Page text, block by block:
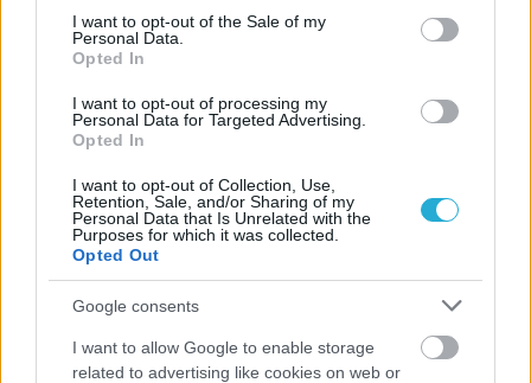
consent section.
I want to opt-out of the Sale of my
Personal Data.
Opted In
I want to opt-out of processing my
Personal Data for Targeted Advertising.
Opted In
I want to opt-out of Collection, Use,
Retention, Sale, and/or Sharing of my
Personal Data that Is Unrelated with the
Purposes for which it was collected.
Opted Out
Google consents
I want to allow Google to enable storage
related to advertising like cookies on web or
οι σημαντικότερες νίκες του